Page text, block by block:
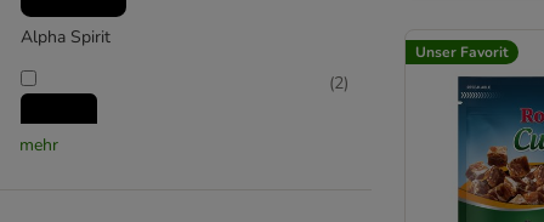
Boxby
Brit
Briantos
Alpha Spirit
(2)
mehr
Unser Favorit